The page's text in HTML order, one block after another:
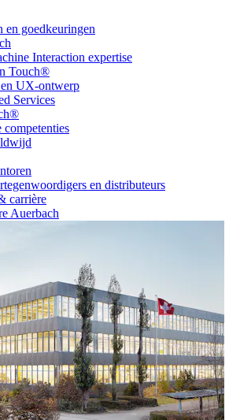
en goedkeuringen
Interaction expertise
Touch®
UX-ontwerp
Services
competenties
en distributeurs
carrière
Auerbach